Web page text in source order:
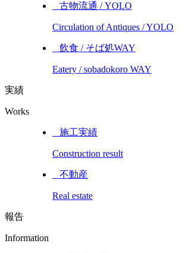
_ 古物流通 / YOLO
Circulation of Antiques / YOLO
_ 飲食 / そば処WAY
Eatery / sobadokoro WAY
実績
Works
_ 施工実績
Construction result
_ 不動産
Real estate
報告
Information